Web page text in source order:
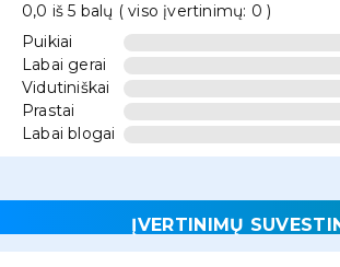
0,0 iš 5 balų ( viso įvertinimų: 0 )
Puikiai
Labai gerai
Vidutiniškai
Prastai
Labai blogai
ĮVERTINIMŲ